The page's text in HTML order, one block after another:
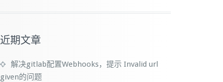
近期文章
解决gitlab配置Webhooks，提示 Invalid url
given的问题